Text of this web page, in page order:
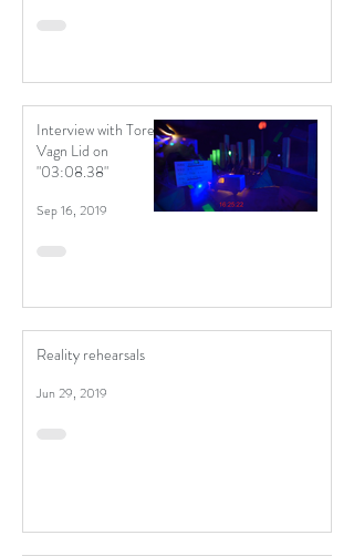
Interview with Tore
Vagn Lid on
"03:08.38"
Sep 16, 2019
Reality rehearsals
Jun 29, 2019